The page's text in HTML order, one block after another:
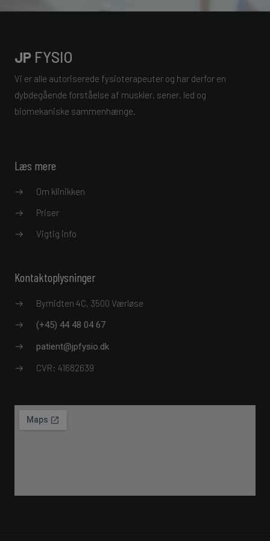
JP FYSIO
Vi er alle autoriserede fysioterapeuter og har derfor en
dybdegående forståelse af muskler, sener, led og
biomekaniske sammenhænge.
Læs mere
Om klinikken
Priser
Vigtig info
Kontaktoplysninger
Bymidten 4C, 3500 Værløse
(+45) 44 48 04 67
patient@jpfysio.dk
CVR: 41682639